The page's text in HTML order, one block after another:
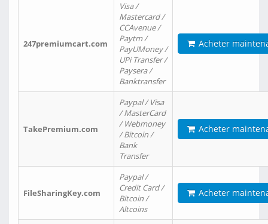
247premiumcart.com
Visa /
Mastercard /
CCAvenue /
Paytm /
PayUMoney /
UPi Transfer /
Paysera /
Banktransfer
Acheter
TakePremium.com
Paypal / Visa
/ MasterCard
/ Webmoney
/ Bitcoin /
Bank
Transfer
Acheter
FileSharingKey.com
Paypal /
Credit Card /
Bitcoin /
Altcoins
Acheter